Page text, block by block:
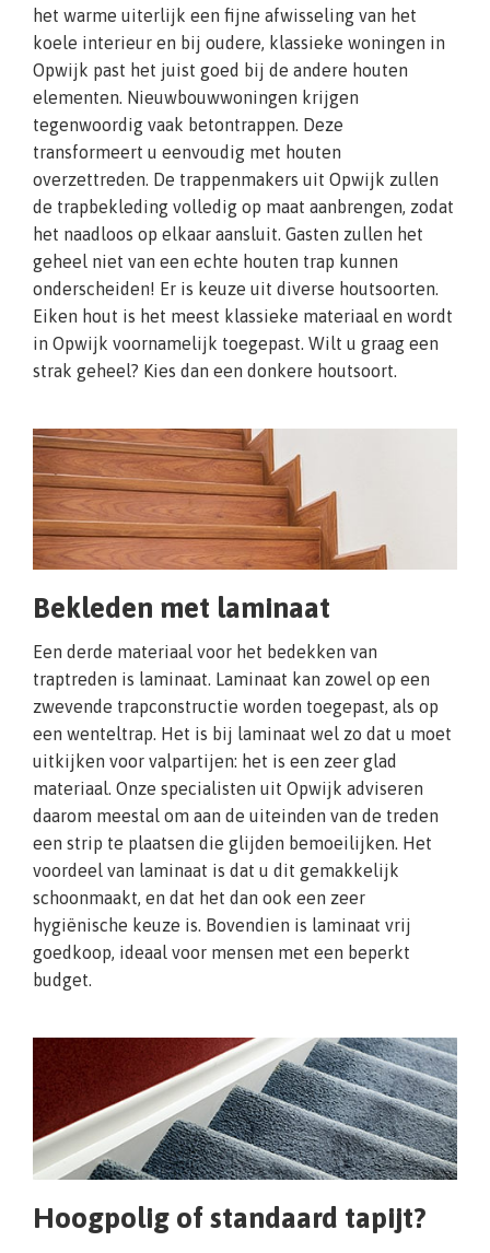
het warme uiterlijk een fijne afwisseling van het
koele interieur en bij oudere, klassieke woningen in
Opwijk past het juist goed bij de andere houten
elementen. Nieuwbouwwoningen krijgen
tegenwoordig vaak betontrappen. Deze
transformeert u eenvoudig met houten
overzettreden. De trappenmakers uit Opwijk zullen
de trapbekleding volledig op maat aanbrengen, zodat
het naadloos op elkaar aansluit. Gasten zullen het
geheel niet van een echte houten trap kunnen
onderscheiden! Er is keuze uit diverse houtsoorten.
Eiken hout is het meest klassieke materiaal en wordt
in Opwijk voornamelijk toegepast. Wilt u graag een
strak geheel? Kies dan een donkere houtsoort.
Bekleden met laminaat
Een derde materiaal voor het bedekken van
traptreden is laminaat. Laminaat kan zowel op een
zwevende trapconstructie worden toegepast, als op
een wenteltrap. Het is bij laminaat wel zo dat u moet
uitkijken voor valpartijen: het is een zeer glad
materiaal. Onze specialisten uit Opwijk adviseren
daarom meestal om aan de uiteinden van de treden
een strip te plaatsen die glijden bemoeilijken. Het
voordeel van laminaat is dat u dit gemakkelijk
schoonmaakt, en dat het dan ook een zeer
hygiënische keuze is. Bovendien is laminaat vrij
goedkoop, ideaal voor mensen met een beperkt
budget.
Hoogpolig of standaard tapijt?